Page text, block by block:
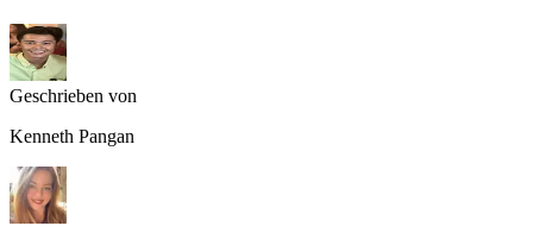
Geschrieben von
Kenneth Pangan